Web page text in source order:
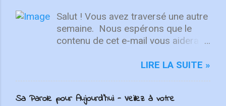
Salut ! Vous avez traversé une autre
semaine. ⁣ Nous espérons que le
contenu de cet e-mail vous aidera à
Quelle que soit la semaine que vous
une nouvelle chance de se détendre
LIRE LA SUITE »
Sa Parole pour Aujourd'hui - Veillez à votre